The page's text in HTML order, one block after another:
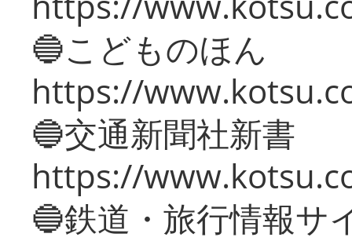
🔵こどものほん
https://
🔵交通新聞社新書
https://
🔵鉄道・旅行情報サ